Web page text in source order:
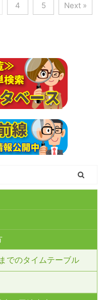
4 5 Next »
でのタイムテーブル